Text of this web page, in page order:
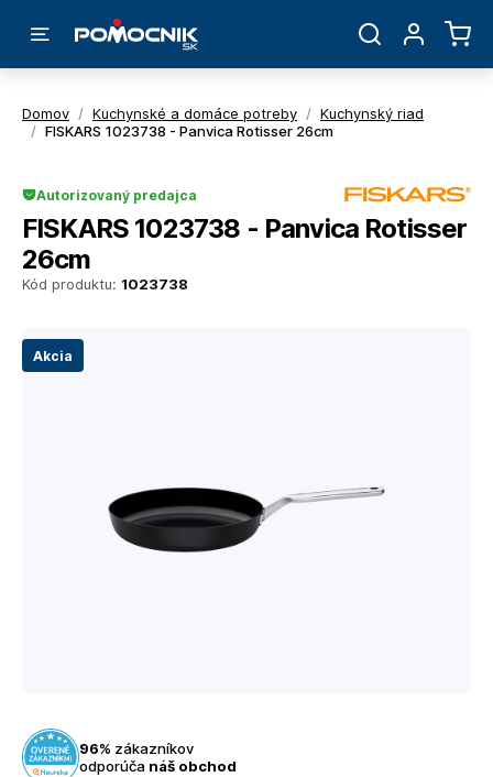
Domov / Kuchynské a domáce potreby / Kuchynský riad
/ FISKARS 1023738 - Panvica Rotisser 26cm
Akcia
Kód produktu: 1023738
Autorizovaný predajca
FISKARS 1023738 - Panvica Rotisser
26cm
96% zákazníkov
odporúča náš obchod